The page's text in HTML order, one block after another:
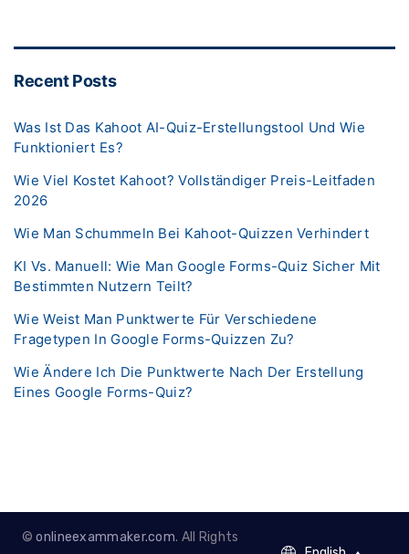
Recent Posts
Was Ist Das Kahoot AI-Quiz-Erstellungstool Und Wie
Funktioniert Es?
Wie Viel Kostet Kahoot? Vollständiger Preis-Leitfaden
2026
Wie Man Schummeln Bei Kahoot-Quizzen Verhindert
KI Vs. Manuell: Wie Man Google Forms-Quiz Sicher Mit
Bestimmten Nutzern Teilt?
Wie Weist Man Punktwerte Für Verschiedene
Fragetypen In Google Forms-Quizzen Zu?
Wie Ändere Ich Die Punktwerte Nach Der Erstellung
Eines Google Forms-Quiz?
©onlineexammaker.com. All Rights
English